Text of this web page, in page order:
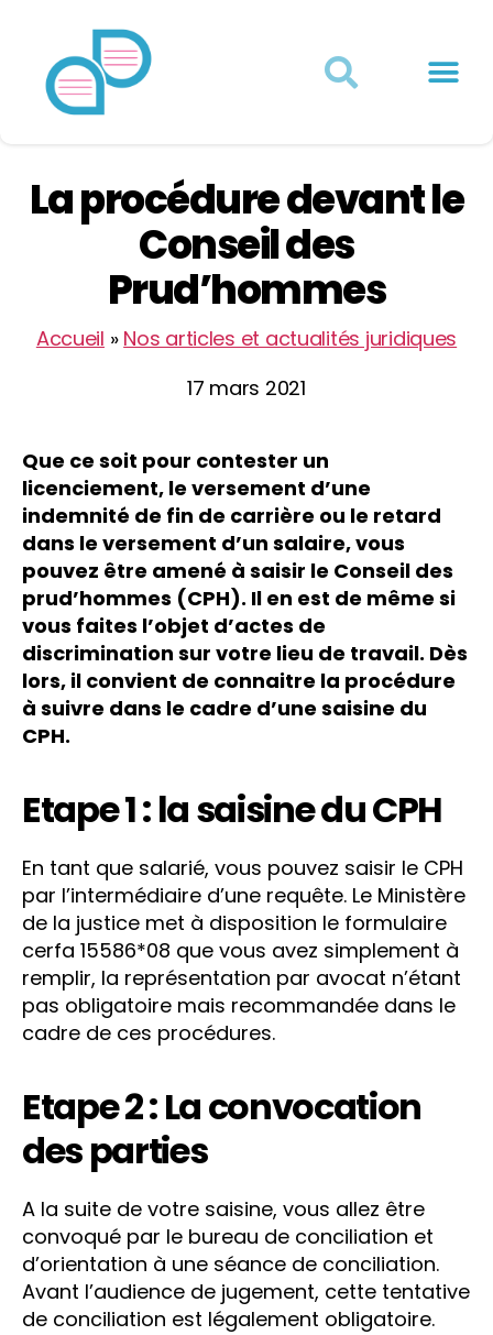
La procédure devant le
Conseil des
Prud’hommes
Accueil » Nos articles et actualités juridiques
17 mars 2021
Que ce soit pour contester un
licenciement, le versement d’une
indemnité de fin de carrière ou le retard
dans le versement d’un salaire, vous
pouvez être amené à saisir le Conseil des
prud’hommes (CPH). Il en est de même si
vous faites l’objet d’actes de
discrimination sur votre lieu de travail. Dès
lors, il convient de connaitre la procédure
à suivre dans le cadre d’une saisine du
CPH.
Etape 1 : la saisine du CPH
En tant que salarié, vous pouvez saisir le CPH
par l’intermédiaire d’une requête. Le Ministère
de la justice met à disposition le formulaire
cerfa 15586*08 que vous avez simplement à
remplir, la représentation par avocat n’étant
pas obligatoire mais recommandée dans le
cadre de ces procédures.
Etape 2 : La convocation
des parties
A la suite de votre saisine, vous allez être
convoqué par le bureau de conciliation et
d’orientation à une séance de conciliation.
Avant l’audience de jugement, cette tentative
de conciliation est légalement obligatoire.